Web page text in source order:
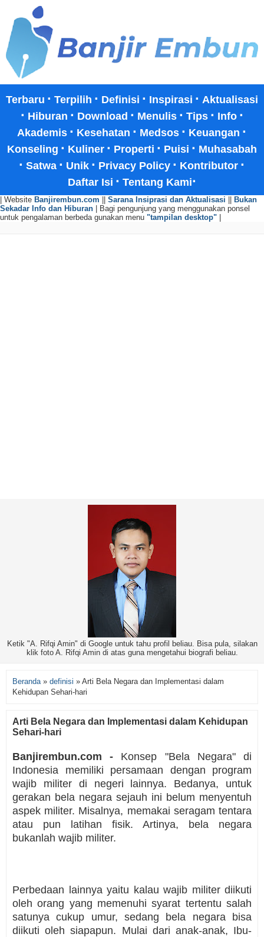
Terbaru · Terpilih · Definisi · Inspirasi · Aktualisasi
· Hiburan · Download · Menulis · Tips · Info ·
Akademis · Kesehatan · Medsos · Keuangan ·
Konseling · Kuliner · Properti · Puisi · Muhasabah
· Satwa · Unik · Privacy Policy · Kontributor ·
Daftar Isi · Tentang Kami·
| Website Banjirembun.com || Sarana Insiprasi dan Aktualisasi || Bukan
Sekadar Info dan Hiburan | Bagi pengunjung yang menggunakan ponsel
untuk pengalaman berbeda gunakan menu "tampilan desktop" |
Ketik "A. Rifqi Amin" di Google untuk tahu profil beliau. Bisa pula, silakan
klik foto A. Rifqi Amin di atas guna mengetahui biografi beliau.
Beranda » definisi » Arti Bela Negara dan Implementasi dalam
Kehidupan Sehari-hari
Arti Bela Negara dan Implementasi dalam Kehidupan
Sehari-hari
Banjirembun.com - Konsep "Bela Negara" di
Indonesia memiliki persamaan dengan program
wajib militer di negeri lainnya. Bedanya, untuk
gerakan bela negara sejauh ini belum menyentuh
aspek militer. Misalnya, memakai seragam tentara
atau pun latihan fisik. Artinya, bela negara
bukanlah wajib militer.
Perbedaan lainnya yaitu kalau wajib militer diikuti
oleh orang yang memenuhi syarat tertentu salah
satunya cukup umur, sedang bela negara bisa
diikuti oleh siapapun. Mulai dari anak-anak, Ibu-